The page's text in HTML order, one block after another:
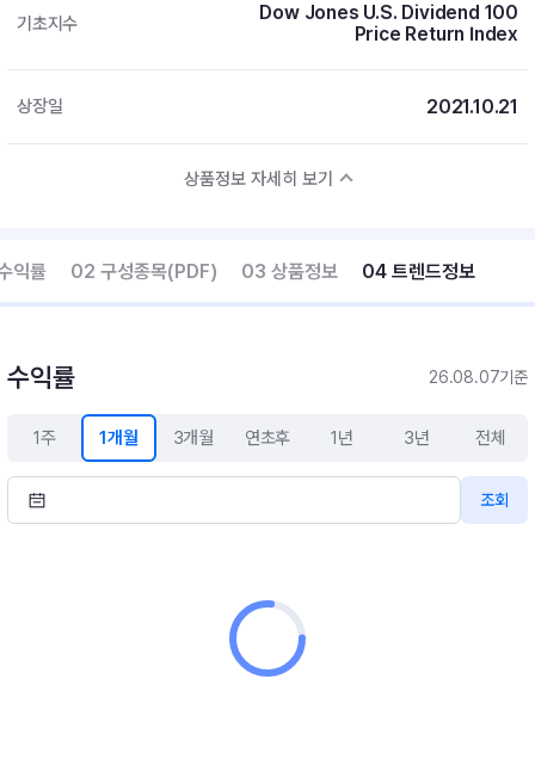
기초지수
Dow Jones U.S. Dividend 100
Price Return Index
상장일 2021.10.21
상품정보 자세히 보기
익률 02 구성종목(PDF) 03 상품정보 04 트렌드정보
수익률 26.08.07기준
1주 1개월 3개월 연초후 1년 3년 전체
조회
문의사항